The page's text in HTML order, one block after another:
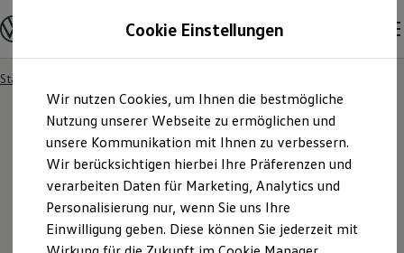
Hauptinhalt
springen
Footer
springen
Modelle & Konfigurator
Nutzfahrzeugkategorien entdecken
Modelle konfigurieren
Vorgängermodelle und Oldtimer
Vorgängermodelle
Oldtimer
Bulli Historie
Branchenlösungen & Gewerbekunden
Umbaulösungen und Hersteller finden
Auf- und Umbauten entdecken & konfigurieren
Groß- und Sonderkunden
Großkunden
Startseite
IhreSuchergebnisse
Cookie Einstellungen
Wir nutzen Cookies, um Ihnen die bestmögliche
Nutzung unserer Webseite zu ermöglichen und
unsere Kommunikation mit Ihnen zu verbessern.
Wir berücksichtigen hierbei Ihre Präferenzen und
verarbeiten Daten für Marketing, Analytics und
Personalisierung nur, wenn Sie uns Ihre
Einwilligung geben. Diese können Sie jederzeit mit